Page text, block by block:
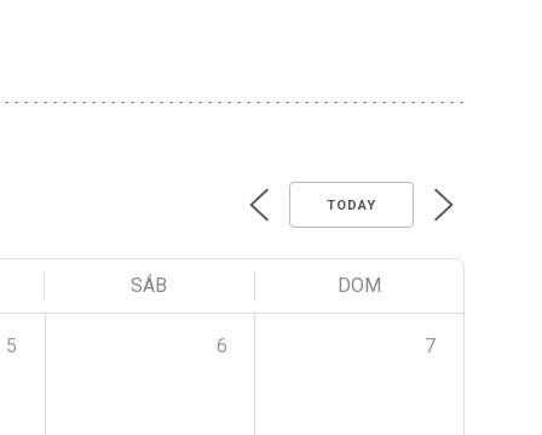
TODAY
SÁB DOM
5 6 7